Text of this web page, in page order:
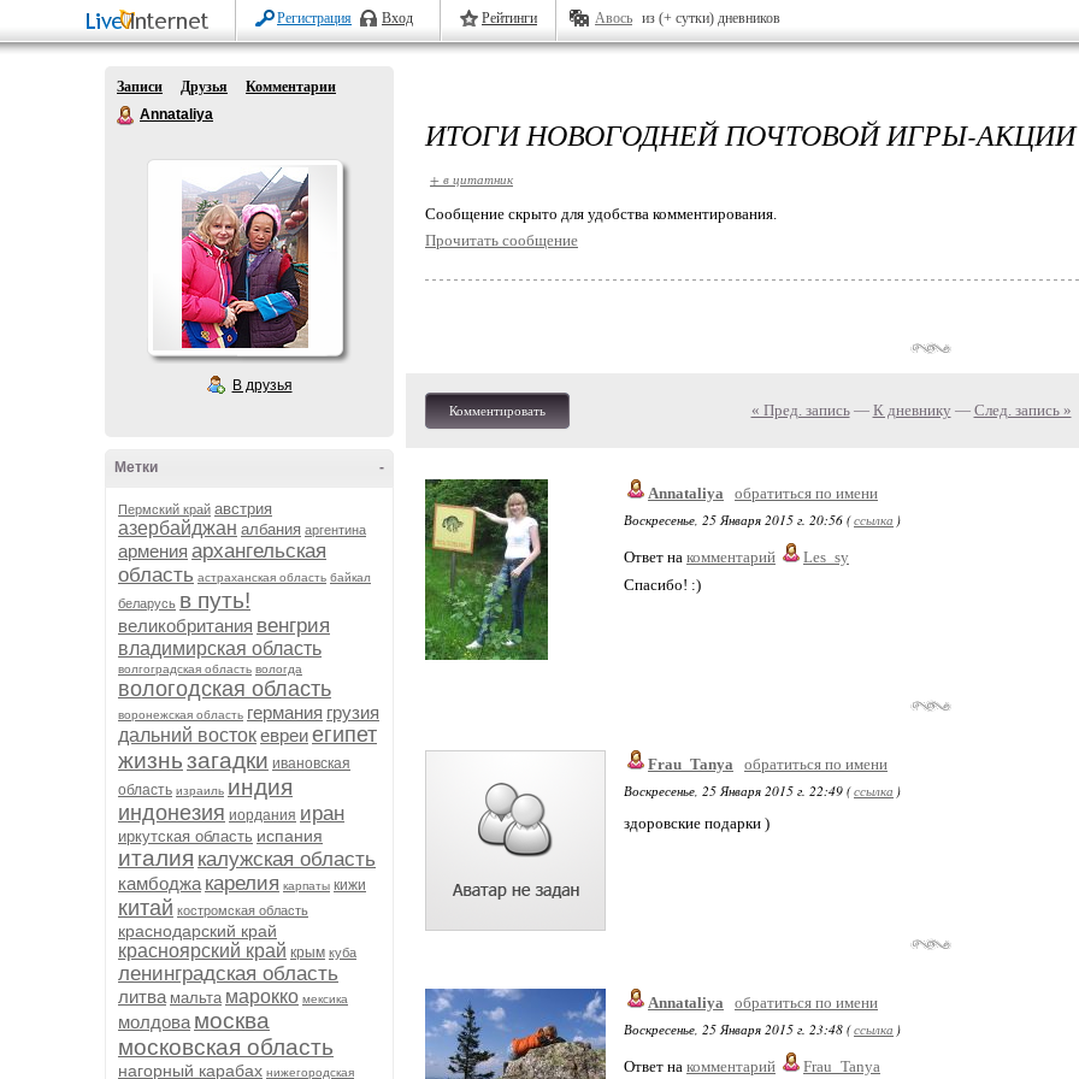
Регистрация Вход Рейтинги Авось из (+ сутки) дневников
Записи Друзья
Комментарии
Annataliya
В друзья
-
Метки
Пермский край австрия
азербайджан албания аргентина
армения архангельская
область астраханская область байкал
беларусь в путь!
великобритания венгрия
владимирская область
волгоградская область вологда
вологодская область
воронежская область германия грузия
дальний востокевреиегипет
жизньзагадки ивановская
область израиль индия
индонезия иордания иран
иркутская область испания
италия калужская область
камбоджа карелия карпаты кижи
китай костромская область
краснодарский край
красноярский край крым куба
ленинградская область
литва мальта марокко мексика
молдова москва
московская область
нагорный карабах нижегородская
ИТОГИ НОВОГОДНЕЙ ПОЧТОВОЙ ИГРЫ-АКЦИИ
+ в цитатник
Cообщение скрыто для удобства комментирования.
Прочитать сообщение
Комментировать « Пред. запись— К дневнику — След. запись »
Annataliya
обратиться по имени
Воскресенье, 25 Января 2015 г. 20:56 (ссылка )
Ответ на комментарий
Les_sy
Спасибо! :)
Frau_Tanya
обратиться по имени
Воскресенье, 25 Января 2015 г. 22:49 (ссылка )
здоровские подарки )
Annataliya
обратиться по имени
Воскресенье, 25 Января 2015 г. 23:48 (ссылка )
Ответ на комментарий
Frau_Tanya